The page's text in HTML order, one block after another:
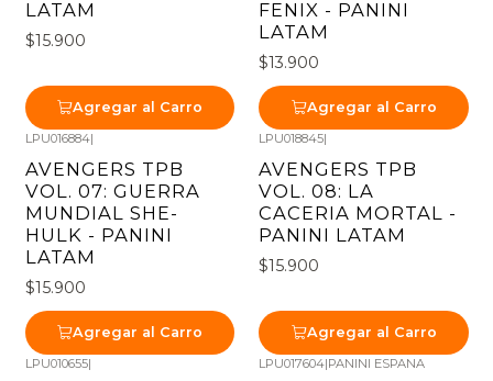
LATAM
$15.900
Agregar al Carro
FENIX - PANINI
LATAM
$13.900
Agregar al Carro
LPU016884|
AVENGERS TPB
VOL. 07: GUERRA
MUNDIAL SHE-
HULK - PANINI
LATAM
$15.900
Agregar al Carro
LPU018845|
AVENGERS TPB
VOL. 08: LA
CACERIA MORTAL -
PANINI LATAM
$15.900
Agregar al Carro
LPU010655| LPU017604|PANINI ESPANA